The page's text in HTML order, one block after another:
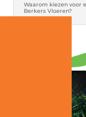
Waarom kiezen voor
Berkers Vloeren?